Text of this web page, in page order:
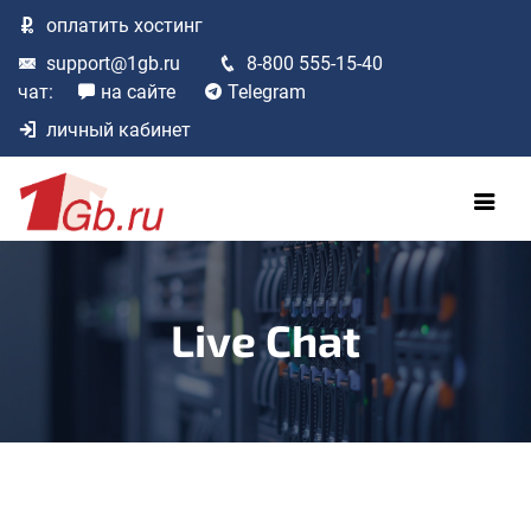
оплатить хостинг
support@1gb.ru
8-800 555-15-40
чат:
на сайте
Telegram
личный кабинет
Live Chat